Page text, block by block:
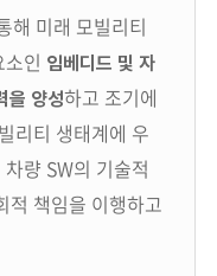
해 미래 모빌리티
인 임베디드 및 자
을 양성하고 조기에
리티 생태계에 우
량 SW의 기술적
적 책임을 이행하고